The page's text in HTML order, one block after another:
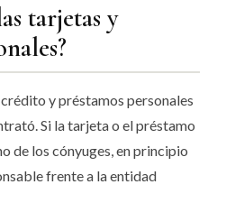
tarjetas y
y préstamos personales
Si la tarjeta o el préstamo
de los cónyuges, en principio
frente a la entidad